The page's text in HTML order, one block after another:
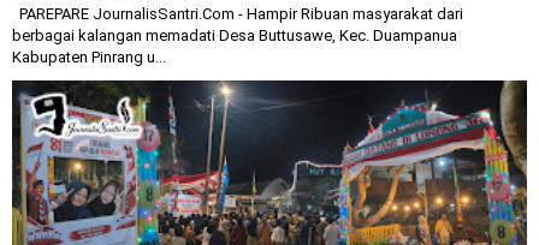
PAREPARE JournalisSantri.Com - Hampir Ribuan masyarakat dari
berbagai kalangan memadati Desa Buttusawe, Kec. Duampanua
Kabupaten Pinrang u...